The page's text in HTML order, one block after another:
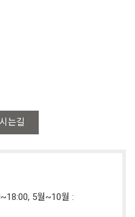
는길
5월~10월 :